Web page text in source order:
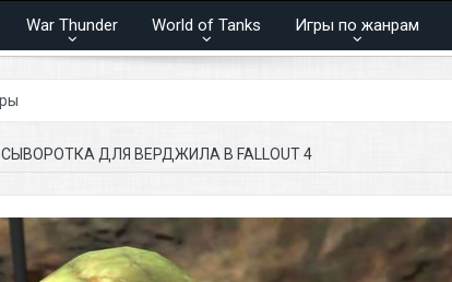
War Thunder World of Tanks Игры по жанрам
СЫВОРОТКА ДЛЯ ВЕРДЖИЛА В FALLOUT 4